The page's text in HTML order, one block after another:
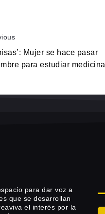
Mujer se hace pasar
para estudiar medicina
para dar voz a
que se desarrollan
el interés por la